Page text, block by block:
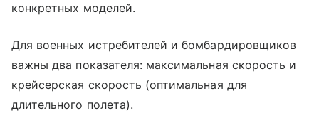
конкретных моделей.
Для военных истребителей и бомбардировщиков
важны два показателя: максимальная скорость и
крейсерская скорость (оптимальная для
длительного полета).